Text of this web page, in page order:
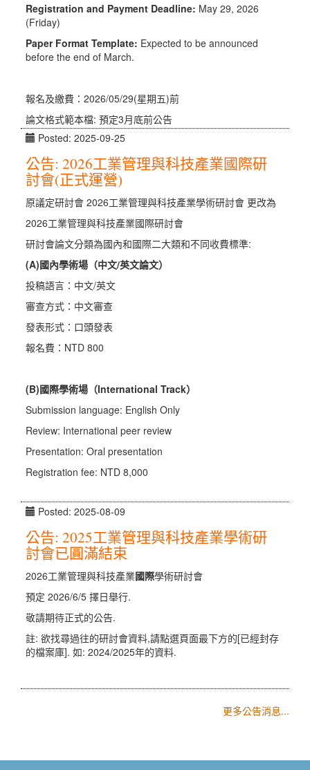
Registration and Payment Deadline: May 29, 2026
(Friday)
Paper Format Template: Expected to be announced
before the end of March.
報名及繳費：2026/05/29(星期五)前
論文格式範本檔: 預定3月底前公告
Posted: 2025-09-25
公告: 2026工業管理與科技產業國際研
討會(正式運營)
原議定研討會 2026工業管理與科技產業學術研討會 更改為
2026工業管理與科技產業國際研討會
研討會論文分類為國內和國際二大類和不同收費標準:
(A)國內學術場（中文/英文論文）
投稿語言：中文/英文
審查方式：中文審查
發表形式：口頭發表
報名費：NTD 800
(B)國際學術場（International Track）
Submission language: English Only
Review: International peer review
Presentation: Oral presentation
Registration fee: NTD 8,000
Posted: 2025-08-09
公告: 2025工業管理與科技產業學術研
討會已圓滿結束
2026工業管理與科技產業國際學術研討會
預定 2026/6/5 擇日舉行.
敬請期待正式的公告.
註: 欲找尋過往的研討會資料,請點選頁面最下方的[已經封存
的檔案庫]. 如: 2024/2025年的資料.
更多公告消息...